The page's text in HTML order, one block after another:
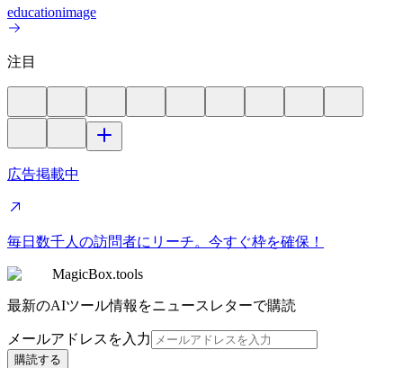
educationimage
注目
広告掲載中
毎日数千人の訪問者にリーチ。今すぐ枠を確保！
MagicBox.tools
最新のAIツール情報をニュースレターで購読
メールアドレスを入力
購読する